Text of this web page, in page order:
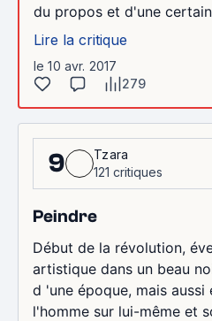
du propos et d'une
Lire la critique
le 10 avr. 2017
279
9
Tzara
121 critiques
Peindre
Début de la révolution,
artistique dans un beau
d 'une époque, mais
l'homme sur lui-même et